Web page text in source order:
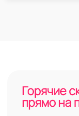
Горячие
прямо на